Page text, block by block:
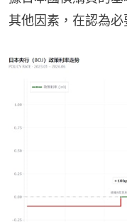
其他因素，在認為